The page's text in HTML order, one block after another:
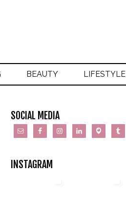
BEAUTY LIFESTYLE
SOCIAL MEDIA
INSTAGRAM